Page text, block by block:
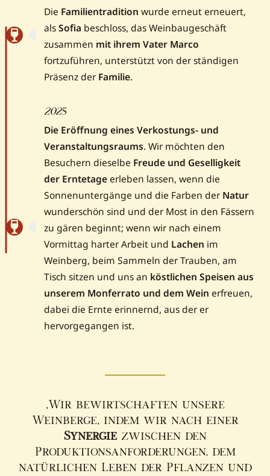
Die Familientradition wurde erneut erneuert,
alsSofia beschloss, das Weinbaugeschäft
zusammen mit ihrem Vater Marco
fortzuführen, unterstützt von der ständigen
Präsenz der Familie.
2025
Die Eröffnung eines Verkostungs- und
Veranstaltungsraums. Wir möchten den
Besuchern dieselbe Freude und Geselligkeit
der Erntetageerleben lassen, wenn die
Sonnenuntergänge und die Farben der Natur
wunderschön sind und der Most in den Fässern
zu gären beginnt; wenn wir nach einem
Vormittag harter Arbeit und Lachen im
Weinberg, beim Sammeln der Trauben, am
Tisch sitzen und uns an köstlichen Speisen aus
unserem Monferrato und dem Wein erfreuen,
dabei die Ernte erinnernd, aus der er
hervorgegangen ist.
„Wir bewirtschaften unsere
Weinberge, indem wir nach einer
Synergie zwischen den
Produktionsanforderungen, dem
natürlichen Leben der Pflanzen und